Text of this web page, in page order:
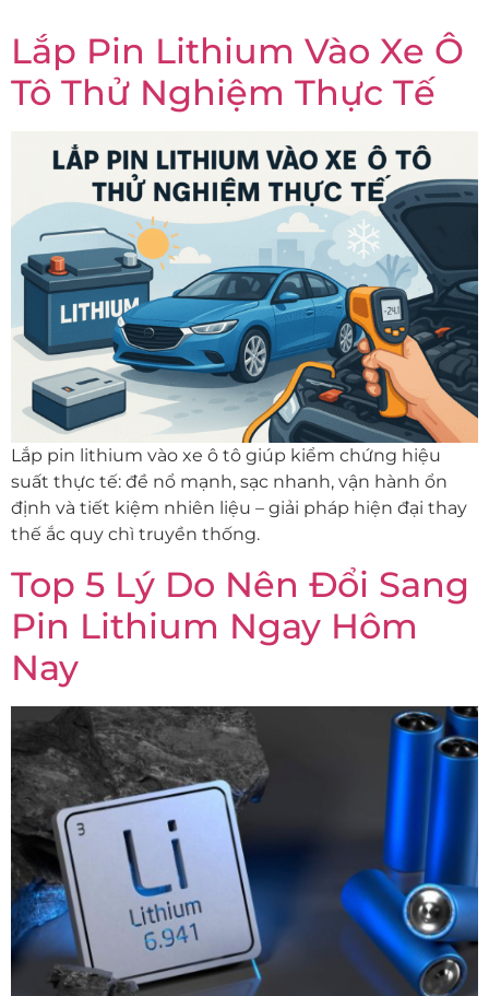
Lắp Pin Lithium Vào Xe Ô
Tô Thử Nghiệm Thực Tế
Lắp pin lithium vào xe ô tô giúp kiểm chứng hiệu
suất thực tế: đề nổ mạnh, sạc nhanh, vận hành ổn
định và tiết kiệm nhiên liệu – giải pháp hiện đại thay
thế ắc quy chì truyền thống.
Top 5 Lý Do Nên Đổi Sang
Pin Lithium Ngay Hôm
Nay